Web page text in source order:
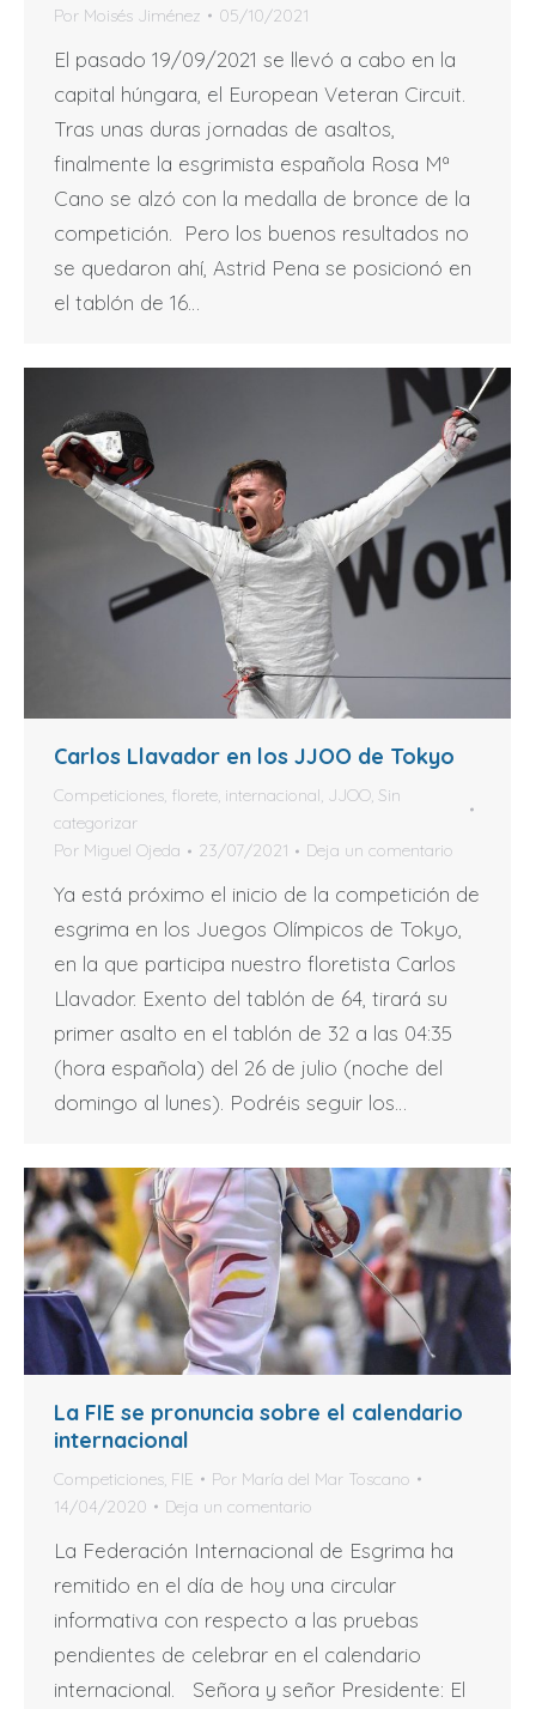
Por Moisés Jiménez 05/10/2021
El pasado 19/09/2021 se llevó a cabo en la
capital húngara, el European Veteran Circuit.
Tras unas duras jornadas de asaltos,
finalmente la esgrimista española Rosa Mª
Cano se alzó con la medalla de bronce de la
competición. Pero los buenos resultados no
se quedaron ahí, Astrid Pena se posicionó en
el tablón de 16…
Carlos Llavador en los JJOO de Tokyo
Competiciones, florete, internacional, JJOO, Sin
categorizar
Por Miguel Ojeda 23/07/2021 Deja un comentario
Ya está próximo el inicio de la competición de
esgrima en los Juegos Olímpicos de Tokyo,
en la que participa nuestro floretista Carlos
Llavador. Exento del tablón de 64, tirará su
primer asalto en el tablón de 32 a las 04:35
(hora española) del 26 de julio (noche del
domingo al lunes). Podréis seguir los…
La FIE se pronuncia sobre el calendario
internacional
Competiciones, FIE Por María del Mar Toscano
14/04/2020
Deja un comentario
La Federación Internacional de Esgrima ha
remitido en el día de hoy una circular
informativa con respecto a las pruebas
pendientes de celebrar en el calendario
internacional. Señora y señor Presidente: El